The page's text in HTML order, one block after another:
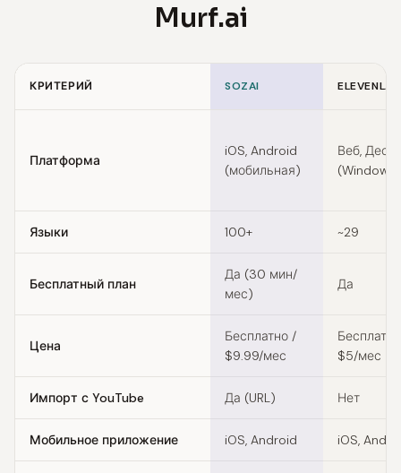
Murf.ai
КРИТЕРИЙ SOZAI
Платформа
iOS, Android
(мобильная)
Веб,
Языки 100+ ~29
Бесплатный план
Да (30 мин/
мес)
Да
Цена
Бесплатно /
$9.99/мес
$5/мес
Импорт с YouTube Да (URL) Нет
Мобильное приложение iOS, Android iOS,